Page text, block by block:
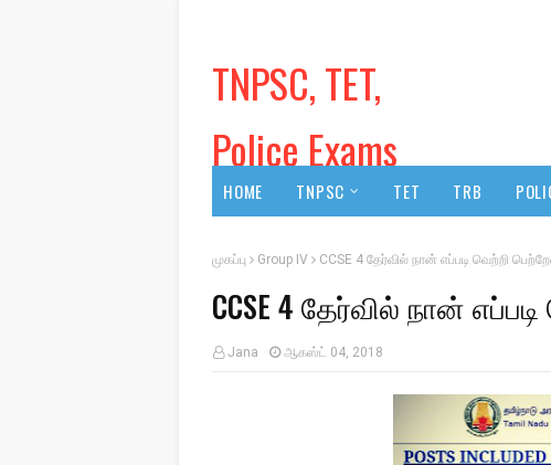
TNPSC, TET,
Police Exams
HOME TNPSC TET TRB
முகப்பு Group IV CCSE 4 தேர்வில் நான் எப்படி வெற்றி
CCSE 4 தேர்வில் நான்
Jana ஆகஸ்ட் 04, 2018